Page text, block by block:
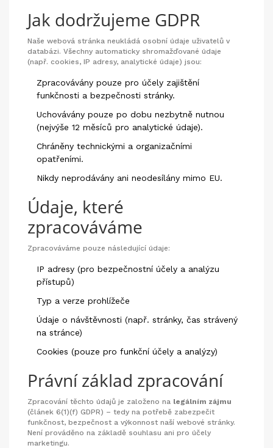
Jak dodržujeme GDPR
Naše webová stránka neukládá osobní údaje uživatelů v
databázi. Všechny automaticky shromažďované údaje
(např. cookies, IP adresy, analytické údaje) jsou:
Zpracovávány pouze pro účely zajištění
funkčnosti a bezpečnosti stránky.
Uchovávány pouze po dobu nezbytně nutnou
(nejvýše 12 měsíců pro analytické údaje).
Chráněny technickými a organizačními
opatřeními.
Nikdy neprodávány ani neodesílány mimo EU.
Údaje, které
zpracováváme
Zpracováváme pouze následující údaje:
IP adresy (pro bezpečnostní účely a analýzu
přístupů)
Typ a verze prohlížeče
Údaje o návštěvnosti (např. stránky, čas strávený
na stránce)
Cookies (pouze pro funkční účely a analýzy)
Právní základ zpracování
Zpracování těchto údajů je založeno na legálním zájmu
(článek 6(1)(f) GDPR) – tedy na potřebě zabezpečit
funkčnost, bezpečnost a výkonnost naší webové stránky.
Není prováděno na základě souhlasu ani pro účely
marketingu.